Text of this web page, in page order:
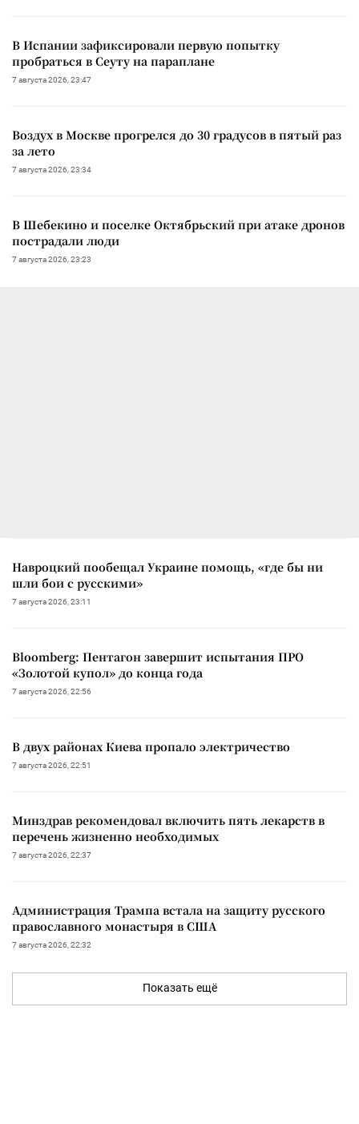
В Испании зафиксировали первую попытку
пробраться в Сеуту на параплане
7 августа 2026, 23:47
Воздух в Москве прогрелся до 30 градусов в пятый раз
за лето
7 августа 2026, 23:34
В Шебекино и поселке Октябрьский при атаке дронов
пострадали люди
7 августа 2026, 23:23
Навроцкий пообещал Украине помощь, «где бы ни
шли бои с русскими»
7 августа 2026, 23:11
Bloomberg: Пентагон завершит испытания ПРО
«Золотой купол» до конца года
7 августа 2026, 22:56
В двух районах Киева пропало электричество
7 августа 2026, 22:51
Минздрав рекомендовал включить пять лекарств в
перечень жизненно необходимых
7 августа 2026, 22:37
Администрация Трампа встала на защиту русского
православного монастыря в США
7 августа 2026, 22:32
Показать ещё